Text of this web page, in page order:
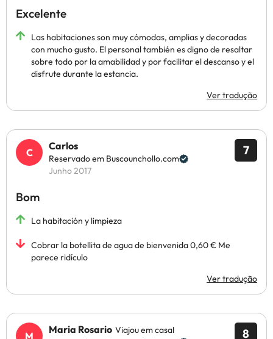
Excelente
Las habitaciones son muy cómodas, amplias y decoradas
con mucho gusto. El personal también es digno de resaltar
sobre todo por la amabilidad y por facilitar el descanso y el
disfrute durante la estancia.
Ver tradução
7
Carlos
Reservado em Buscounchollo.com
Junho 2017
Bom
La habitación y limpieza
Cobrar la botellita de agua de bienvenida 0,60 € Me
parece ridículo
Ver tradução
8
Maria Rosario Viajou em casal